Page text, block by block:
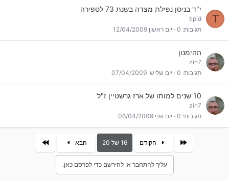
T
י"ד בניסן נפילת מצדה בשנת 73 לספירה
tipid
תגובות 0 יום ראשון 12/04/2009
ההימנון
zin7
תגובות 0 יום שלישי 07/04/2009
10 שנים למותו של ארז גרשטיין ז"ל
zin7
תגובות 0 יום שני 06/04/2009
הקודם 16 של 20 הבא
עליך להתחבר או להירשם כדי לפרסם כאן.